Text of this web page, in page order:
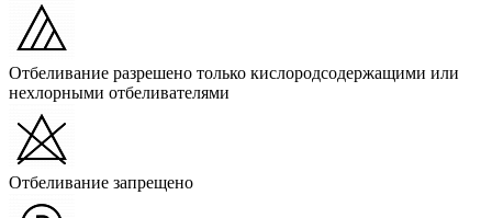
Отбеливание разрешено только кислородсодержащими или
нехлорными отбеливателями
Отбеливание запрещено